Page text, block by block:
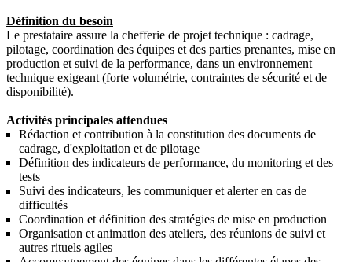
Définition du besoin
Le prestataire assure la chefferie de projet technique : cadrage,
pilotage, coordination des équipes et des parties prenantes, mise en
production et suivi de la performance, dans un environnement
technique exigeant (forte volumétrie, contraintes de sécurité et de
disponibilité).
Activités principales attendues
Rédaction et contribution à la constitution des documents de
cadrage, d'exploitation et de pilotage
Définition des indicateurs de performance, du monitoring et des
tests
Suivi des indicateurs, les communiquer et alerter en cas de
difficultés
Coordination et définition des stratégies de mise en production
Organisation et animation des ateliers, des réunions de suivi et
autres rituels agiles